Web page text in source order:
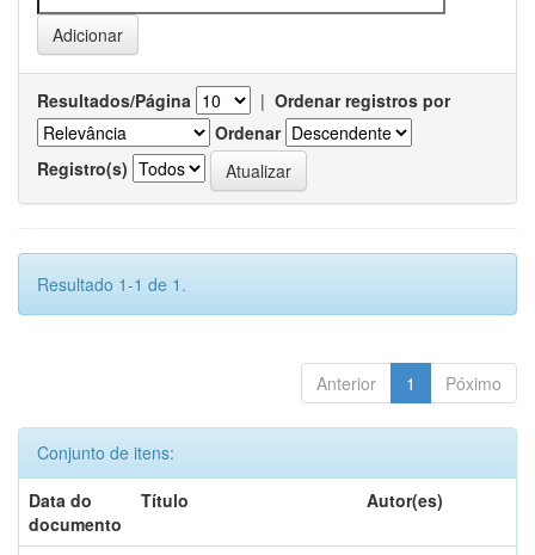
Resultados/Página | Ordenar registros por
Ordenar
Registro(s)
Resultado 1-1 de 1.
Anterior 1 Póximo
Conjunto de itens:
Data do
documento
Título Autor(es)